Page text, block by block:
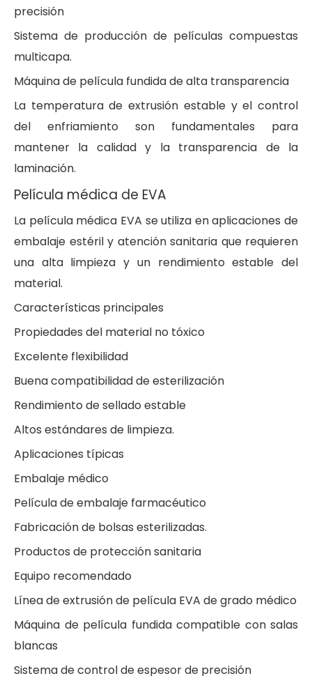
precisión
Sistema de producción de películas compuestas
multicapa.
Máquina de película fundida de alta transparencia
La temperatura de extrusión estable y el control
del enfriamiento son fundamentales para
mantener la calidad y la transparencia de la
laminación.
Película médica de EVA
La película médica EVA se utiliza en aplicaciones de
embalaje estéril y atención sanitaria que requieren
una alta limpieza y un rendimiento estable del
material.
Características principales
Propiedades del material no tóxico
Excelente flexibilidad
Buena compatibilidad de esterilización
Rendimiento de sellado estable
Altos estándares de limpieza.
Aplicaciones típicas
Embalaje médico
Película de embalaje farmacéutico
Fabricación de bolsas esterilizadas.
Productos de protección sanitaria
Equipo recomendado
Línea de extrusión de película EVA de grado médico
Máquina de película fundida compatible con salas
blancas
Sistema de control de espesor de precisión